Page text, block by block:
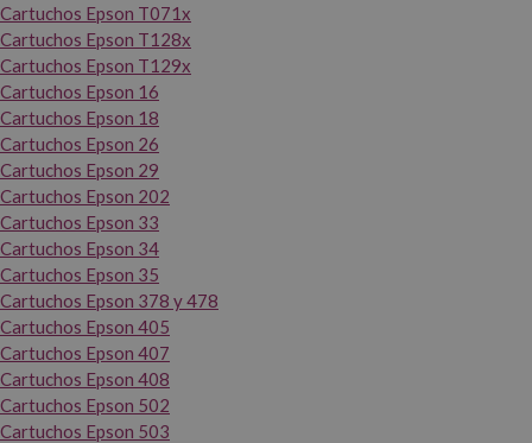
Cartuchos Epson T071x
Cartuchos Epson T128x
Cartuchos Epson T129x
Cartuchos Epson 16
Cartuchos Epson 18
Cartuchos Epson 26
Cartuchos Epson 29
Cartuchos Epson 202
Cartuchos Epson 33
Cartuchos Epson 34
Cartuchos Epson 35
Cartuchos Epson 378 y 478
Cartuchos Epson 405
Cartuchos Epson 407
Cartuchos Epson 408
Cartuchos Epson 502
Cartuchos Epson 503